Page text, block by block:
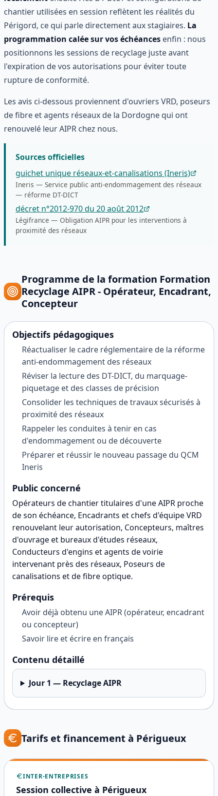
chantier utilisées en session reflètent les réalités du
Périgord, ce qui parle directement aux stagiaires. La
programmation calée sur vos échéances enfin : nous
positionnons les sessions de recyclage juste avant
l'expiration de vos autorisations pour éviter toute
rupture de conformité.
Les avis ci-dessous proviennent d'ouvriers VRD, poseurs
de fibre et agents réseaux de la Dordogne qui ont
renouvelé leur AIPR chez nous.
Sources officielles
guichet unique réseaux-et-canalisations (Ineris)
Ineris — Service public anti-endommagement des réseaux
— réforme DT-DICT
décret n°2012-970 du 20 août 2012
Légifrance — Obligation AIPR pour les interventions à
proximité des réseaux
Programme de la formation Formation
Recyclage AIPR - Opérateur, Encadrant,
Concepteur
Objectifs pédagogiques
Réactualiser le cadre réglementaire de la réforme
anti-endommagement des réseaux
Réviser la lecture des DT-DICT, du marquage-
piquetage et des classes de précision
Consolider les techniques de travaux sécurisés à
proximité des réseaux
Rappeler les conduites à tenir en cas
d'endommagement ou de découverte
Préparer et réussir le nouveau passage du QCM
Ineris
Public concerné
Opérateurs de chantier titulaires d'une AIPR proche
de son échéance, Encadrants et chefs d'équipe VRD
renouvelant leur autorisation, Concepteurs, maîtres
d'ouvrage et bureaux d'études réseaux,
Conducteurs d'engins et agents de voirie
intervenant près des réseaux, Poseurs de
canalisations et de fibre optique.
Prérequis
Avoir déjà obtenu une AIPR (opérateur, encadrant
ou concepteur)
Savoir lire et écrire en français
Contenu détaillé
Jour 1 — Recyclage AIPR
Tarifs et financement à Périgueux
INTER-ENTREPRISES
Session collective à Périgueux